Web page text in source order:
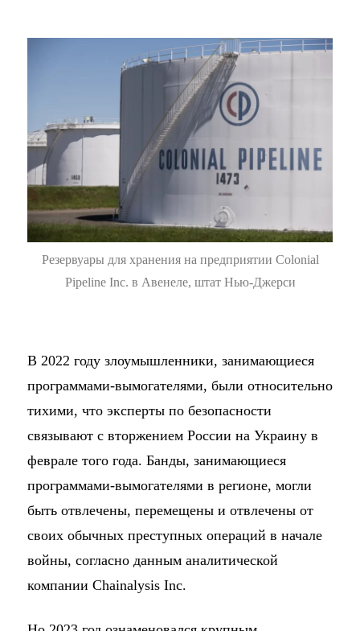
Резервуары для хранения на предприятии Colonial
Pipeline Inc. в Авенеле, штат Нью-Джерси
В 2022 году злоумышленники, занимающиеся
программами-вымогателями, были относительно
тихими, что эксперты по безопасности
связывают с вторжением России на Украину в
феврале того года. Банды, занимающиеся
программами-вымогателями в регионе, могли
быть отвлечены, перемещены и отвлечены от
своих обычных преступных операций в начале
войны, согласно данным аналитической
компании Chainalysis Inc.